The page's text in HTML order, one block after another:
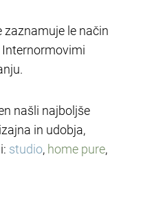
zaznamuje le način
Internormovimi
našli najboljše
in udobja,
studio, home pure,